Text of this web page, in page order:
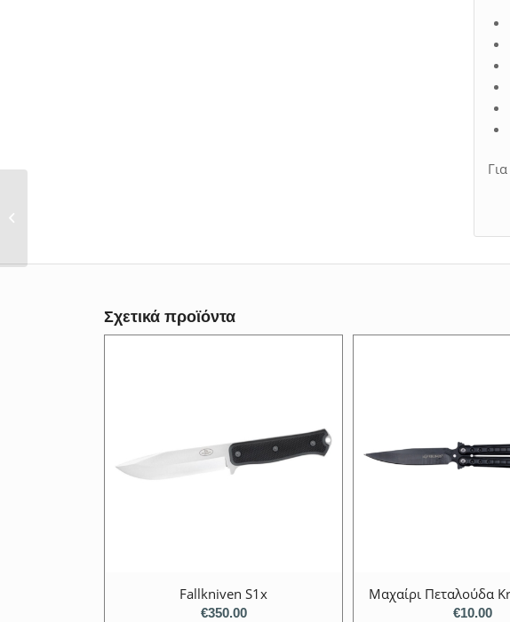
Σχετικά προϊόντα
Fallkniven S1x
€350.00
Μαχαίρι Πεταλούδα
€10.00